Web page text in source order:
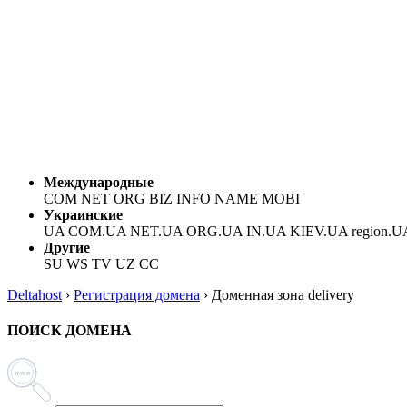
Международные
COM NET ORG BIZ INFO NAME MOBI
Украинские
UA COM.UA NET.UA ORG.UA IN.UA KIEV.UA
Другие
SU WS TV UZ CC
Deltahost › Регистрация домена › Доменная зона delivery
ПОИСК ДОМЕНА